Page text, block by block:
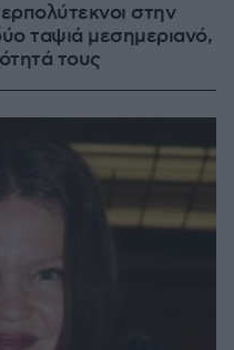
στην
ταψιά μεσημεριανό,
τους